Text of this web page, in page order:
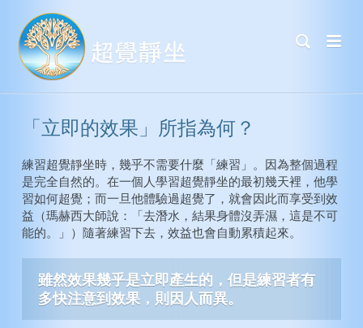
「立即的效果」所指為何？
練習超覺靜坐時，幾乎不需要什麼「練習」。因為整個過程
是完全自然的。在一個人學習超覺靜坐的最初幾天裡，他學
習如何超覺；而一旦他體驗過超覺了，就會因此而享受到效
益（瑪赫西大師說：「去潛水，結果身體沒弄濕，這是不可
能的。」）隨著練習下去，效益也會自動累積起來。
雖然效果幾乎是立即產生的，但是練習者有
多快注意到效果，則因人而異。